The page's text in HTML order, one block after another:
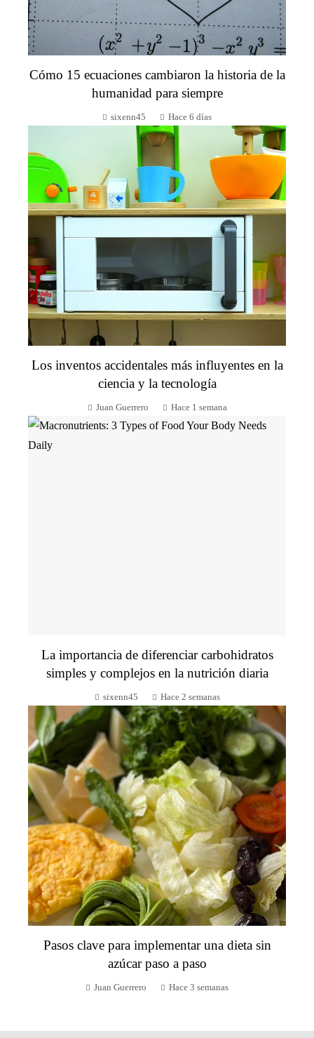
Cómo 15 ecuaciones cambiaron la historia de la
humanidad para siempre
sixenn45 Hace 6 días
Los inventos accidentales más influyentes en la
ciencia y la tecnología
Juan Guerrero Hace 1 semana
La importancia de diferenciar carbohidratos
simples y complejos en la nutrición diaria
sixenn45 Hace 2 semanas
Pasos clave para implementar una dieta sin
azúcar paso a paso
Juan Guerrero Hace 3 semanas